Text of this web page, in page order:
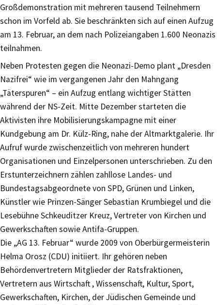
Großdemonstration mit mehreren tausend Teilnehmern
schon im Vorfeld ab. Sie beschränkten sich auf einen Aufzug
am 13. Februar, an dem nach Polizeiangaben 1.600 Neonazis
teilnahmen.
Neben Protesten gegen die Neonazi-Demo plant „Dresden
Nazifrei“ wie im vergangenen Jahr den Mahngang
„Täterspuren“ – ein Aufzug entlang wichtiger Stätten
während der NS-Zeit. Mitte Dezember starteten die
Aktivisten ihre Mobilisierungskampagne mit einer
Kundgebung am Dr. Külz-Ring, nahe der Altmarktgalerie. Ihr
Aufruf wurde zwischenzeitlich von mehreren hundert
Organisationen und Einzelpersonen unterschrieben. Zu den
Erstunterzeichnern zählen zahllose Landes- und
Bundestagsabgeordnete von SPD, Grünen und Linken,
Künstler wie Prinzen-Sänger Sebastian Krumbiegel und die
Lesebühne Schkeuditzer Kreuz, Vertreter von Kirchen und
Gewerkschaften sowie Antifa-Gruppen.
Die „AG 13. Februar“ wurde 2009 von Oberbürgermeisterin
Helma Orosz (CDU) initiiert. Ihr gehören neben
Behördenvertretern Mitglieder der Ratsfraktionen,
Vertretern aus Wirtschaft , Wissenschaft, Kultur, Sport,
Gewerkschaften, Kirchen, der Jüdischen Gemeinde und